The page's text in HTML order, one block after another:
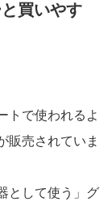
買いやす
トで使われるよ
販売されていま
として使う」グ